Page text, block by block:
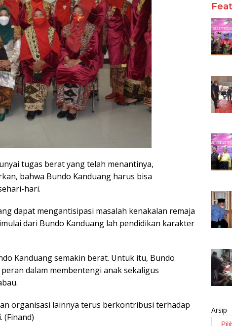
tugas berat yang telah menantinya,
bahwa Bundo Kanduang harus bisa
hari.
dapat mengantisipasi masalah kenakalan remaja
dari Bundo Kanduang lah pendidikan karakter
Kanduang semakin berat. Untuk itu, Bundo
dalam membentengi anak sekaligus
organisasi lainnya terus berkontribusi terhadap
(Finand)
Arsip